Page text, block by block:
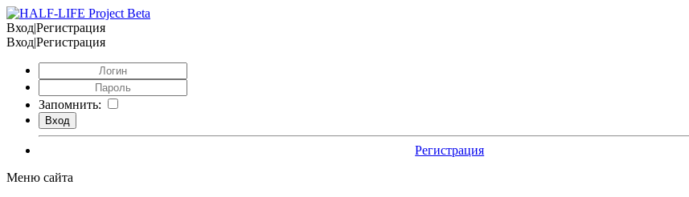
Вход|Регистрация
Вход|Регистрация
Запомнить:
Регистрация
Меню сайта